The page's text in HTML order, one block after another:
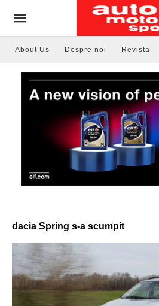
About Us Despre noi Revista
dacia Spring s-a scumpit